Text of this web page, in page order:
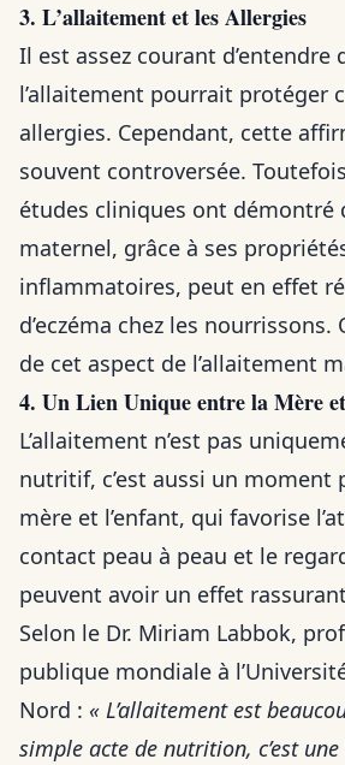
3. L’allaitement et les Allergies
Il est assez courant d’entendre
l’allaitement pourrait protéger
allergies. Cependant, cette
souvent controversée.
études cliniques ont démontré
maternel, grâce à ses
inflammatoires, peut en effet
d’eczéma chez les nourrissons.
de cet aspect de l’allaitement
4. Un Lien Unique entre la Mère
L’allaitement n’est pas
nutritif, c’est aussi un moment
mère et l’enfant, qui favorise
contact peau à peau et le
peuvent avoir un effet
Selon le Dr. Miriam Labbok,
publique mondiale à
Nord : « L’allaitement est
simple acte de nutrition, c’est